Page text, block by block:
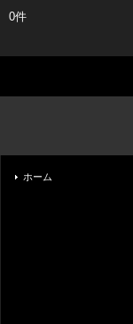
0件
ホーム